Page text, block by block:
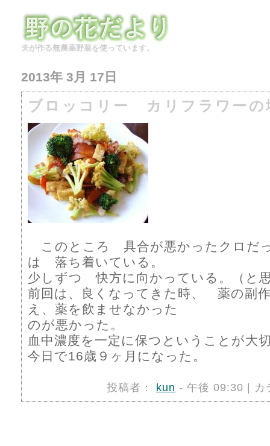
夫が作る無農薬野菜を使っています。
2013年 3月 17日
ブロッコリー カリフラワーの
このところ 具合が悪かったクロだ
は 落ち着いている。
少しずつ 快方に向かっている。（と
前回は、良くなってきた時、 薬の副
え、薬を飲ませなかった
のが悪かった。
血中濃度を一定に保つということが大
今日で16歳９ヶ月になった。
投稿者： kun - 午後 09:30 |